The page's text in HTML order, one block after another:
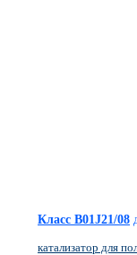
Класс B01J21/08
катализатор для